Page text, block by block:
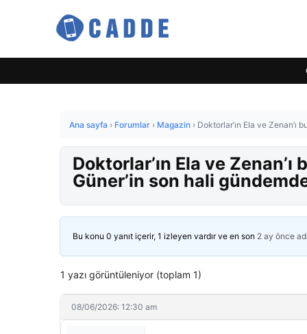
Ana sayfa › Forumlar › Magazin › Doktorlar’ın Ela ve
Doktorlar’ın Ela ve
Güner’in son hali
Bu konu 0 yanıt içerir, 1 izleyen vardır ve en son 2 ay önce
1 yazı görüntüleniyor (toplam 1)
08/06/2026: 12:30 am